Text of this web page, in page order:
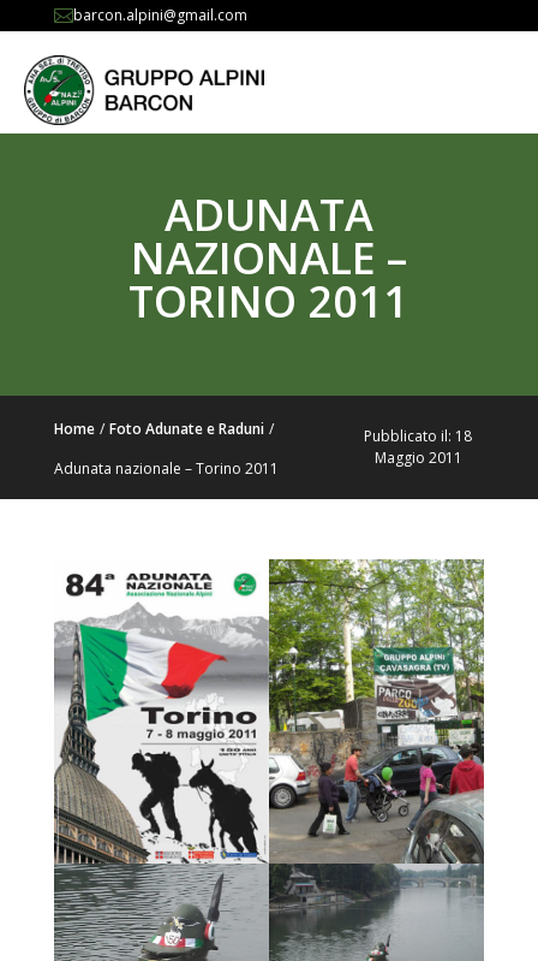
barcon.alpini@gmail.com
ADUNATA
NAZIONALE –
TORINO 2011
Home / Foto Adunate e Raduni /
Adunata nazionale – Torino 2011
Pubblicato il: 18
Maggio 2011